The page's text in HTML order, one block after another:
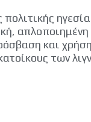
και
των